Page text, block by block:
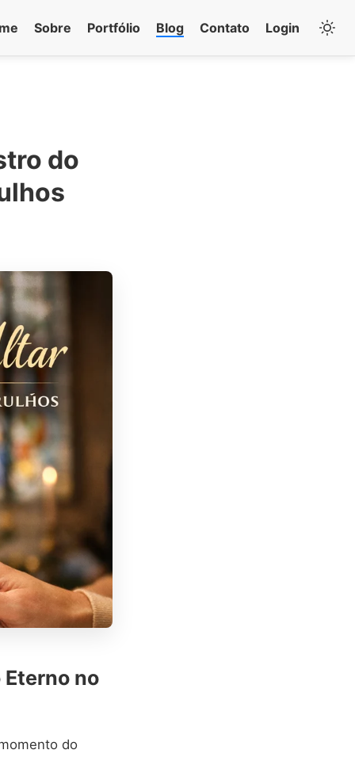
Sobre Portfólio Blog Contato Login
do
no
do